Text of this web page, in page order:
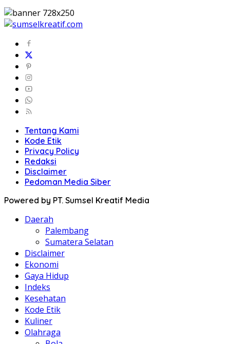
Tentang Kami
Kode Etik
Privacy Policy
Redaksi
Disclaimer
Pedoman Media Siber
Powered by PT. Sumsel Kreatif Media
Daerah
Palembang
Sumatera Selatan
Disclaimer
Ekonomi
Gaya Hidup
Indeks
Kesehatan
Kode Etik
Kuliner
Olahraga